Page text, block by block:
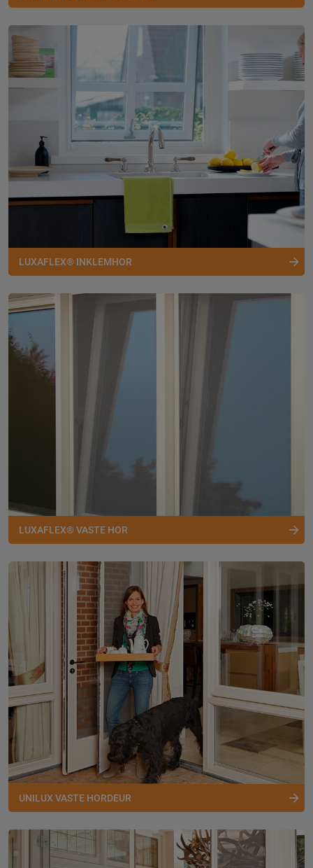
LUXAFLEX® INKLEMHOR
LUXAFLEX® VASTE HOR
UNILUX VASTE HORDEUR